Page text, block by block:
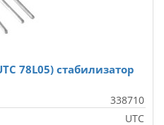
78L05) стабилизатор
338710
UTC